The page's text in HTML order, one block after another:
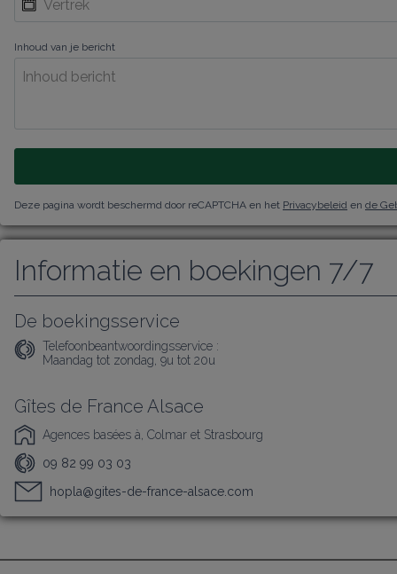
Inhoud van je bericht
Deze pagina wordt beschermd door reCAPTCHA en het Privacybeleid en de
Informatie en boekingen 7/7
De boekingsservice
Telefoonbeantwoordingsservice :
Maandag tot zondag, 9u tot 20u
Gîtes de France Alsace
Agences basées à, Colmar et Strasbourg
09 82 99 03 03
hopla@gites-de-france-alsace.com